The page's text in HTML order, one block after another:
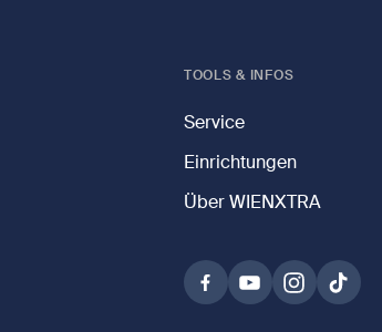
TOOLS & INFOS
Service
Einrichtungen
Über WIENXTRA